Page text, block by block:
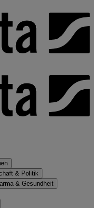
& Politik
& Gesundheit